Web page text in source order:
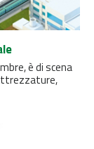
è di scena